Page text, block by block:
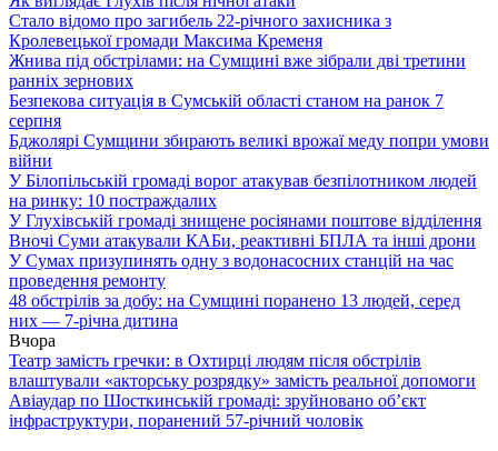
Стало відомо про загибель 22-річного захисника з
Кролевецької громади Максима Кременя
Жнива під обстрілами: на Сумщині вже зібрали дві третини
ранніх зернових
Безпекова ситуація в Сумській області станом на ранок 7
серпня
Бджолярі Сумщини збирають великі врожаї меду попри умови
війни
У Білопільській громаді ворог атакував безпілотником людей
на ринку: 10 постраждалих
У Глухівській громаді знищене росіянами поштове відділення
Вночі Суми атакували КАБи, реактивні БПЛА та інші дрони
У Сумах призупинять одну з водонасосних станцій на час
проведення ремонту
48 обстрілів за добу: на Сумщині поранено 13 людей, серед
них — 7-річна дитина
Вчора
Театр замість гречки: в Охтирці людям після обстрілів
влаштували «акторську розрядку» замість реальної допомоги
Авіаудар по Шосткинській громаді: зруйновано об’єкт
інфраструктури, поранений 57-річний чоловік